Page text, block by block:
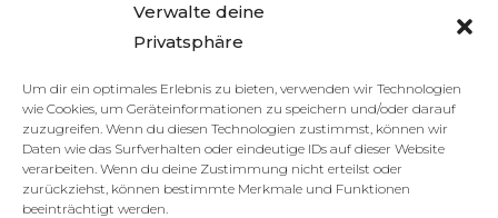
Verwalte deine
Privatsphäre
Um dir ein optimales Erlebnis zu bieten, verwenden wir Technologien
wie Cookies, um Geräteinformationen zu speichern und/oder darauf
zuzugreifen. Wenn du diesen Technologien zustimmst, können wir
Daten wie das Surfverhalten oder eindeutige IDs auf dieser Website
verarbeiten. Wenn du deine Zustimmung nicht erteilst oder
zurückziehst, können bestimmte Merkmale und Funktionen
beeinträchtigt werden.
Virtuelle Assistenz & Freelancer
finden | VA Expert:innenportal